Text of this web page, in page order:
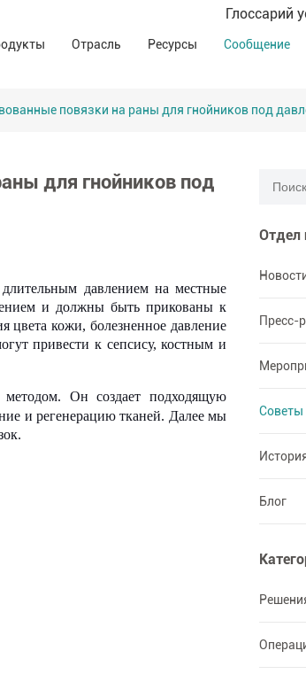
Глоссарий
Отрасль Ресурсы
Видео о нас
Сообщение
История о
повязки на раны для гнойников под
для гнойников под
давлением на местные
и должны быть прикованы к
кожи, болезненное давление
привести к сепсису, костным и
Он создает подходящую
и регенерацию тканей. Далее мы
Отдел
Пресс-
Советы
Блог